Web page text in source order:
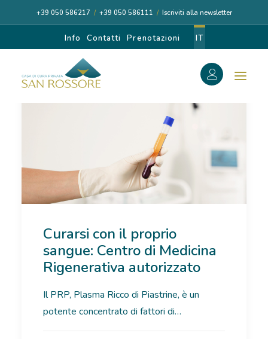
+39 050 586217 / +39 050 586111 / Iscriviti alla newsletter
Info Contatti Prenotazioni IT
CASA DI CURA
I NOSTRI MEDICI
DIAGNOSI E CURA
RICOVERI
Curarsi con il proprio
sangue: Centro di Medicina
Rigenerativa autorizzato
Il PRP, Plasma Ricco di Piastrine, è un
potente concentrato di fattori di…